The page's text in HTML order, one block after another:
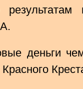
результатам
деньги